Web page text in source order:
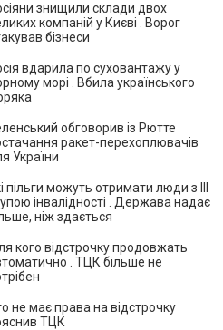
знищили склади двох
компаній у Києві . Ворог
бізнеси
вдарила по суховантажу у
морі . Вбила українського
обговорив із Рютте
ракет-перехоплювачів
України
пільги можуть отримати люди з III
інвалідності . Держава надає
ніж здається
кого відстрочку продовжать
. ТЦК більше не
не має права на відстрочку
ТЦК